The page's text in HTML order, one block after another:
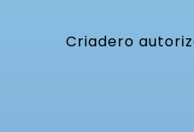
Criadero